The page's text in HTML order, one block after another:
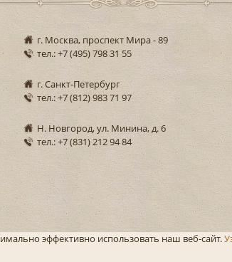
г. Москва, проспект Мира - 89
тел.: +7 (495) 798 31 55
г. Санкт-Петербург
тел.: +7 (812) 983 71 97
Н. Новгород, ул. Минина, д. 6
тел.: +7 (831) 212 94 84
эффективно использовать наш веб-сайт.